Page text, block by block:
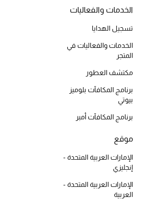
العناية بالشعر
هدايا
دليل مستلزمات الجمال
أبرز الماركات
تسوقوا أحدث الماركات
الخدمات والفعاليات
تسجيل الهدايا
الخدمات والفعاليات في
المتجر
مكتشف العطور
برنامج المكافآت بلوميز
بيوتي
برنامج المكافآت أمبر
موقع
الإمارات العربية المتحدة -
إنجليزي
الإمارات العربية المتحدة -
العربية